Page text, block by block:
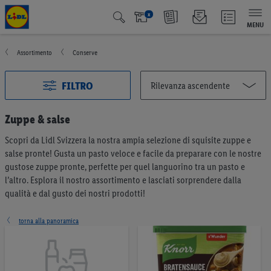
x
MENU
Assortimento Conserve
Zuppe & salse
Scopri da Lidl Svizzera la nostra ampia selezione di squisite zuppe e
salse pronte! Gusta un pasto veloce e facile da preparare con le nostre
gustose zuppe pronte, perfette per quel languorino tra un pasto e
l’altro. Esplora il nostro assortimento e lasciati sorprendere dalla
qualità e dal gusto dei nostri prodotti!
torna alla panoramica
FILTRO
Tutte le categorie 2999
Azione 128
Qualité Suisse 440
Fairtrade 41
Vegano e vegetariano
Pane & prodotti da forno
Müesli & creme da spalmare